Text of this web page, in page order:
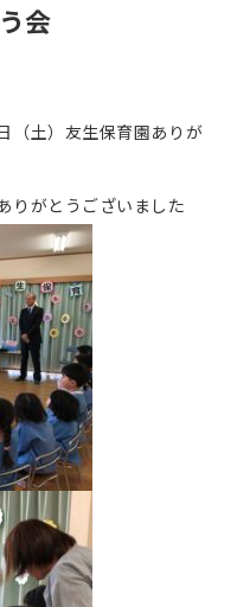
う会
（土）友生保育園ありが
りがとうございました